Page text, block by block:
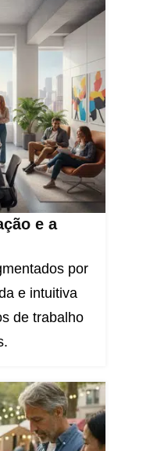
e a
por
e intuitiva
de trabalho